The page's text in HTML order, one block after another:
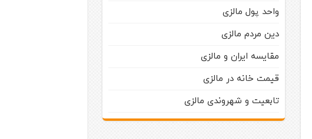
واحد پول مالزی
دین مردم مالزی
مقایسه ایران و مالزی
قیمت خانه در مالزی
تابعیت و شهروندی مالزی